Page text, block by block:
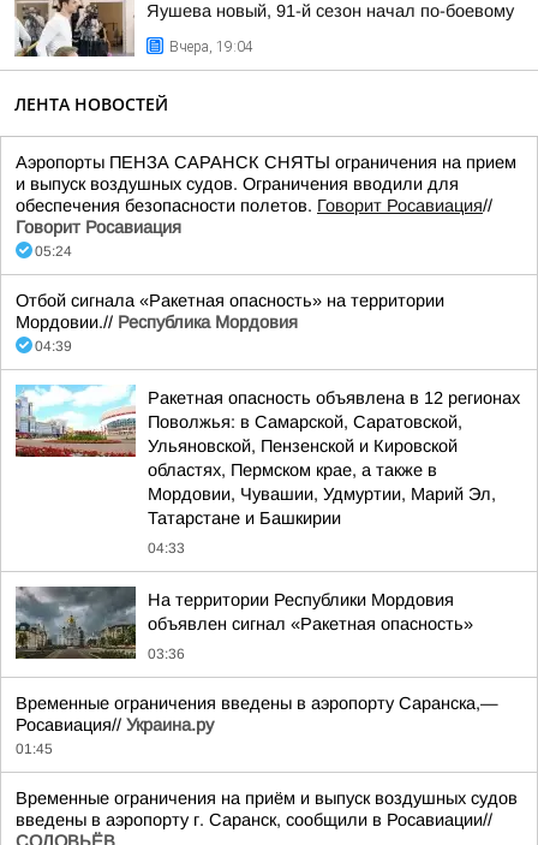
Яушева новый, 91-й сезон начал по-боевому
Вчера, 19:04
ЛЕНТА НОВОСТЕЙ
Аэропорты ПЕНЗА САРАНСК СНЯТЫ ограничения на прием
и выпуск воздушных судов. Ограничения вводили для
обеспечения безопасности полетов. Говорит Росавиация//
Говорит Росавиация
05:24
Отбой сигнала «Ракетная опасность» на территории
Мордовии.// Республика Мордовия
04:39
Ракетная опасность объявлена в 12 регионах
Поволжья: в Самарской, Саратовской,
Ульяновской, Пензенской и Кировской
областях, Пермском крае, а также в
Мордовии, Чувашии, Удмуртии, Марий Эл,
Татарстане и Башкирии
04:33
На территории Республики Мордовия
объявлен сигнал «Ракетная опасность»
03:36
Временные ограничения введены в аэропорту Саранска,—
Росавиация// Украина.ру
01:45
Временные ограничения на приём и выпуск воздушных судов
введены в аэропорту г. Саранск, сообщили в Росавиации//